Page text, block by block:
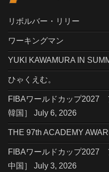
リボルバー・リリー
ワーキングマン
YUKI KAWAMURA IN
ひゃくえむ。
FIBAワールドカップ2027
韓国］ July 6, 2026
THE 97th ACADEMY
FIBAワールドカップ2027
中国］ July 3, 2026